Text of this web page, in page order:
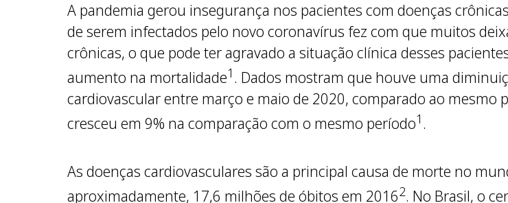
A pandemia gerou insegurança nos pacientes com doenças
de serem infectados pelo novo coronavírus fez com que muitos
crônicas, o que pode ter agravado a situação clínica desses
aumento na mortalidade1 . Dados mostram que houve uma
cardiovascular entre março e maio de 2020, comparado ao mesmo
cresceu em 9% na comparação com o mesmo período1 .
As doenças cardiovasculares são a principal causa de morte no
aproximadamente, 17,6 milhões de óbitos em 20162. No Brasil, o